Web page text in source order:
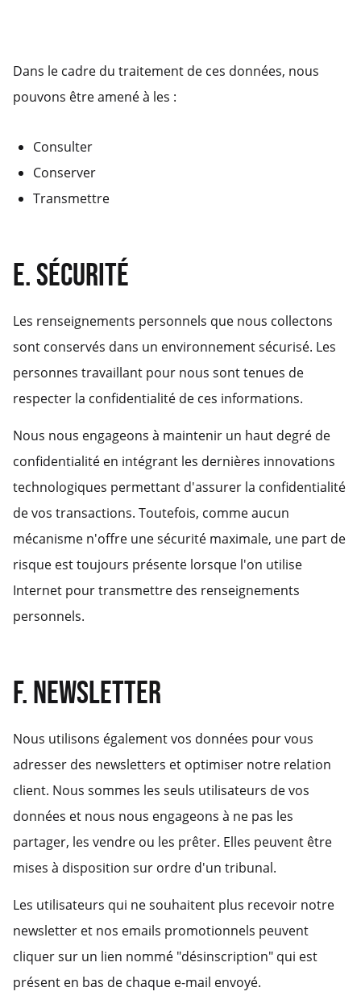
Dans le cadre du traitement de ces données, nous
pouvons être amené à les :
Consulter
Conserver
Transmettre
E. SÉCURITÉ
Les renseignements personnels que nous collectons
sont conservés dans un environnement sécurisé. Les
personnes travaillant pour nous sont tenues de
respecter la confidentialité de ces informations.
Nous nous engageons à maintenir un haut degré de
confidentialité en intégrant les dernières innovations
technologiques permettant d'assurer la confidentialité
de vos transactions. Toutefois, comme aucun
mécanisme n'offre une sécurité maximale, une part de
risque est toujours présente lorsque l'on utilise
Internet pour transmettre des renseignements
personnels.
F. NEWSLETTER
Nous utilisons également vos données pour vous
adresser des newsletters et optimiser notre relation
client. Nous sommes les seuls utilisateurs de vos
données et nous nous engageons à ne pas les
partager, les vendre ou les prêter. Elles peuvent être
mises à disposition sur ordre d'un tribunal.
Les utilisateurs qui ne souhaitent plus recevoir notre
newsletter et nos emails promotionnels peuvent
cliquer sur un lien nommé "désinscription" qui est
présent en bas de chaque e-mail envoyé.